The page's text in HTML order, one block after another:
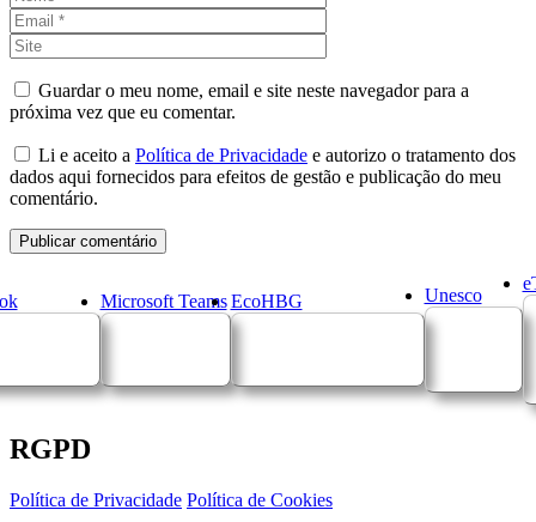
Guardar o meu nome, email e site neste navegador para a
próxima vez que eu comentar.
Li e aceito a Política de Privacidade e autorizo o tratamento dos
dados aqui fornecidos para efeitos de gestão e publicação do meu
comentário.
Microsoft Teams EcoHBG Unesco
RGPD
Política de Privacidade Política de Cookies